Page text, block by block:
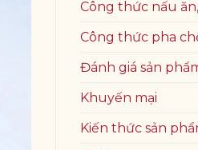
Công thức nấu
Công thức pha
Đánh giá sản
Khuyến mại
Kiến thức sản